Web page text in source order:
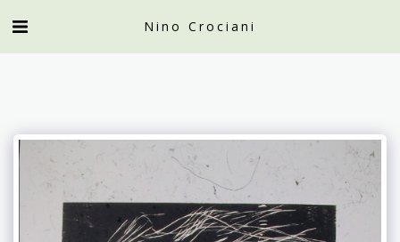
Nino Crociani